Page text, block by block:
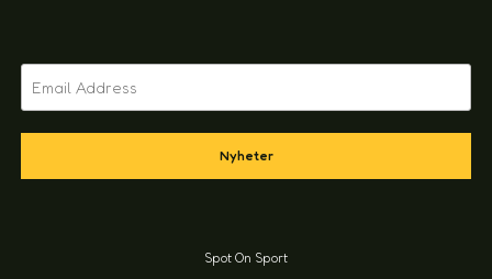
Nyheter
Spot On Sport